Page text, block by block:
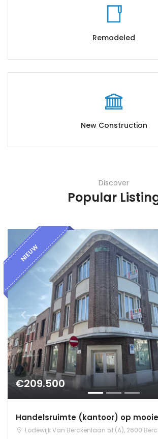
Remodeled
New Construction
Discover
Popular
NIEUW
€209.500
Handelsruimte (kantoor) op
Lodewijk Van Berckenlaan 51 (A), 2600